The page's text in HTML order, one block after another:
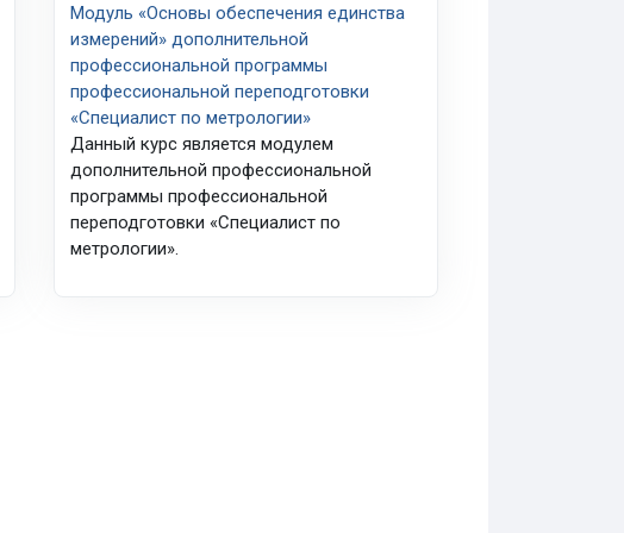
Модуль «Основы обеспечения единства
измерений» дополнительной
профессиональной программы
профессиональной переподготовки
«Специалист по метрологии»
Данный курс является модулем
дополнительной профессиональной
программы профессиональной
переподготовки «Специалист по
метрологии».